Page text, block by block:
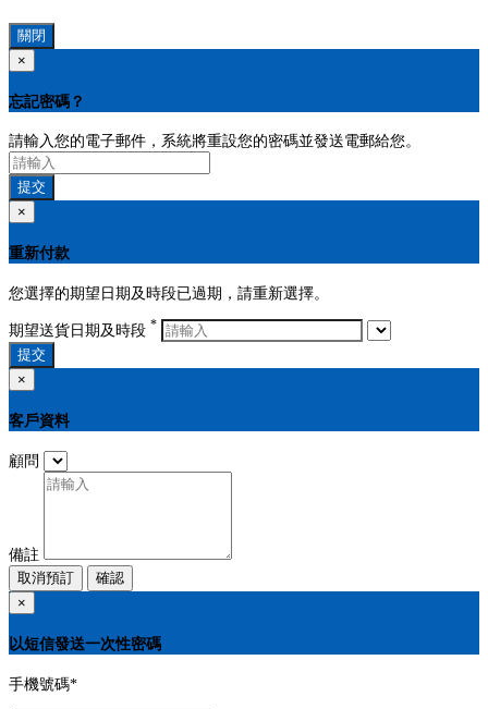
關閉
×
忘記密碼？
請輸入您的電子郵件，系統將重設您的密碼並發送電郵給您。
提交
×
重新付款
您選擇的期望日期及時段已過期，請重新選擇。
期望送貨日期及時段 *
提交
×
客戶資料
顧問
備註
取消預訂
確認
×
以短信發送一次性密碼
手機號碼*